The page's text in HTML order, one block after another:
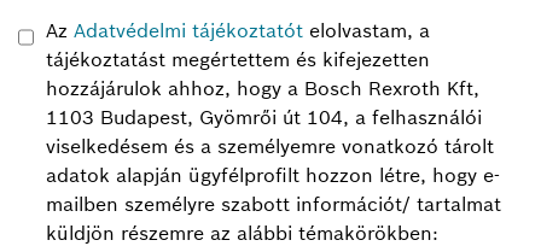
Az Adatvédelmi tájékoztatót elolvastam, a
tájékoztatást megértettem és kifejezetten
hozzájárulok ahhoz, hogy a Bosch Rexroth Kft,
1103 Budapest, Gyömrői út 104, a felhasználói
viselkedésem és a személyemre vonatkozó tárolt
adatok alapján ügyfélprofilt hozzon létre, hogy e-
mailben személyre szabott információt/ tartalmat
küldjön részemre az alábbi témakörökben: